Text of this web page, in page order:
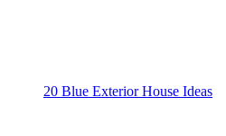
20 Blue Exterior House Ideas